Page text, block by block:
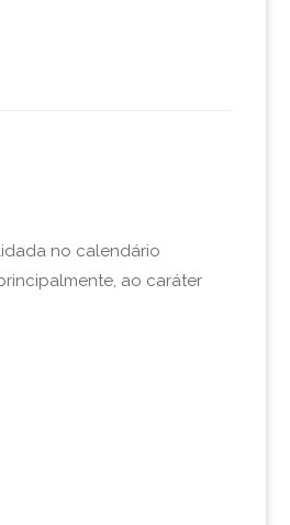
no calendário
ao caráter